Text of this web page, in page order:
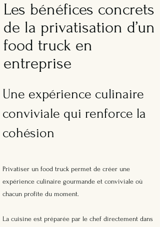
Les bénéfices concrets
de la privatisation d’un
food truck en
entreprise
Une expérience culinaire
conviviale qui renforce la
cohésion
Privatiser un food truck permet de créer une
expérience culinaire gourmande et conviviale où
chacun profite du moment.
La cuisine est préparée par le chef directement dans